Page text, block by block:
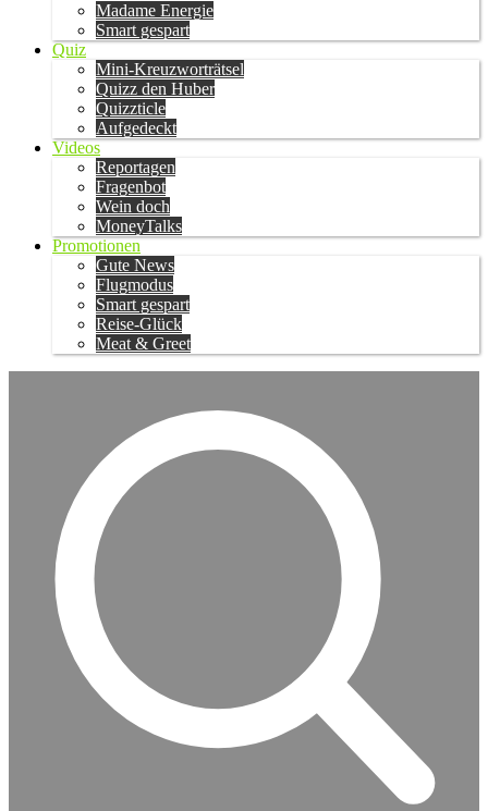
Madame Energie
Smart gespart
Quiz
Mini-Kreuzworträtsel
Quizz den Huber
Quizzticle
Aufgedeckt
Videos
Reportagen
Fragenbot
Wein doch
MoneyTalks
Promotionen
Gute News
Flugmodus
Smart gespart
Reise-Glück
Meat & Greet